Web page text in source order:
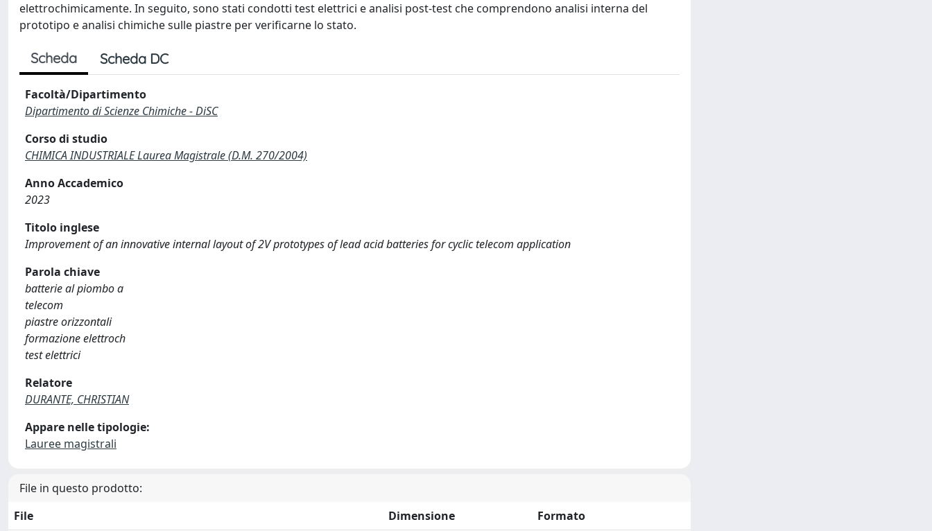
elettrochimicamente. In seguito, sono stati condotti test elettrici e analisi post-test che comprendono analisi interna del
prototipo e analisi chimiche sulle piastre per verificarne lo stato.
Scheda Scheda DC
Facoltà/Dipartimento
Dipartimento di Scienze Chimiche - DiSC
Corso di studio
CHIMICA INDUSTRIALE Laurea Magistrale (D.M. 270/2004)
Anno Accademico
2023
Titolo inglese
Improvement of an innovative internal layout of 2V prototypes of lead acid batteries for cyclic telecom application
Parola chiave
batterie al piombo a
telecom
piastre orizzontali
formazione elettroch
test elettrici
Relatore
DURANTE, CHRISTIAN
Appare nelle tipologie:
Lauree magistrali
File in questo prodotto:
File
Dimensione Formato